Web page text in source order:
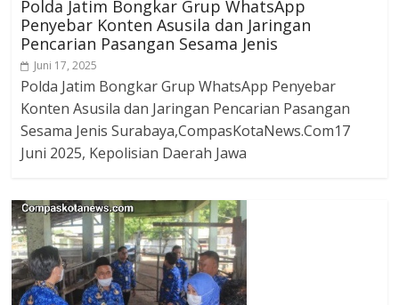
Polda Jatim Bongkar Grup WhatsApp
Penyebar Konten Asusila dan Jaringan
Pencarian Pasangan Sesama Jenis
Juni 17, 2025
Polda Jatim Bongkar Grup WhatsApp Penyebar
Konten Asusila dan Jaringan Pencarian Pasangan
Sesama Jenis Surabaya,CompasKotaNews.Com17
Juni 2025, Kepolisian Daerah Jawa